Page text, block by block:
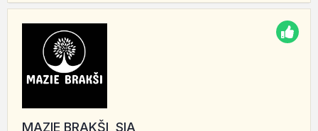
MAZIE BRAKŠI, SIA